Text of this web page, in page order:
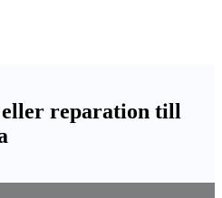
reparation till